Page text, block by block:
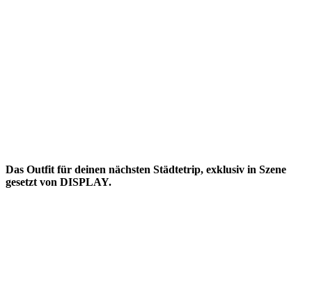
Das Outfit für deinen nächsten Städtetrip, exklusiv in Szene
gesetzt von DISPLAY.